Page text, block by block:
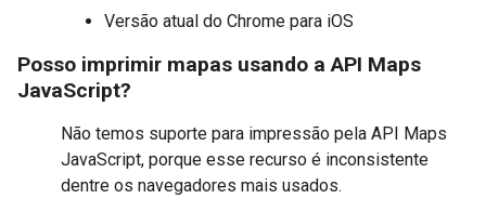
Versão atual do Chrome para iOS
Posso imprimir mapas usando a API Maps
JavaScript?
Não temos suporte para impressão pela API Maps
JavaScript, porque esse recurso é inconsistente
dentre os navegadores mais usados.